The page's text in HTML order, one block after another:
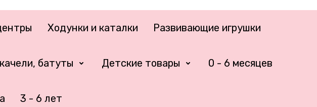
Ходунки и каталки Развивающие игрушки
батуты Детские товары 0 - 6 месяцев
3 - 6 лет